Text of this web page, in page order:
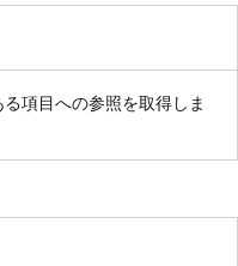
項目への参照を取得しま